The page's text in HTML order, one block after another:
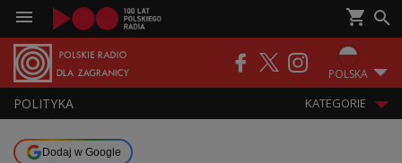
POLSKA
POLITYKA KATEGORIE
Dodaj w Google